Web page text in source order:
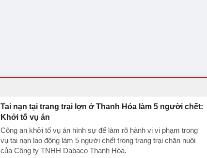
Tai nạn tại trang trại lợn ở Thanh Hóa làm 5 người chết:
Khởi tố vụ án
Công an khởi tố vụ án hình sự để làm rõ hành vi vi phạm trong
vụ tai nạn lao động làm 5 người chết trong trang trại chăn nuôi
của Công ty TNHH Dabaco Thanh Hóa.